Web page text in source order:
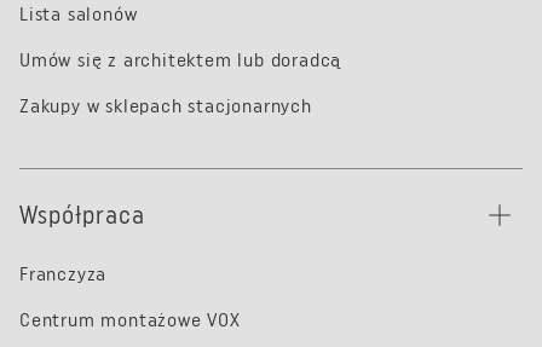
Lista salonów
Umów się z architektem lub doradcą
Zakupy w sklepach stacjonarnych
Współpraca
Franczyza
Centrum montażowe VOX